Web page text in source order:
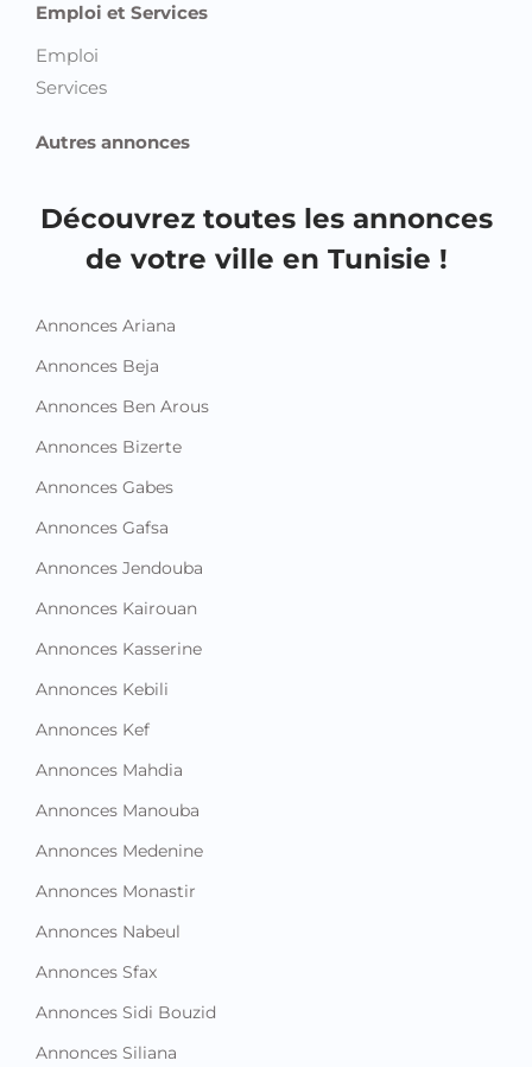
Emploi
Services
de votre ville en Tunisie !
Annonces Beja
Annonces Ben Arous
Annonces Bizerte
Annonces Gabes
Annonces Gafsa
Annonces Jendouba
Annonces Kairouan
Annonces Kasserine
Annonces Kebili
Annonces Kef
Annonces Mahdia
Annonces Manouba
Annonces Medenine
Annonces Monastir
Annonces Nabeul
Annonces Sfax
Annonces Sidi Bouzid
Annonces Siliana
Annonces Sousse